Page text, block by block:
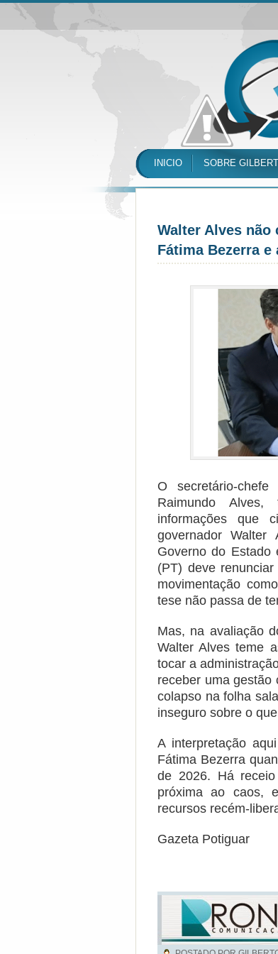
INICIO SOBRE
Walter Alves
Fátima Bezerra
O secretário-
Raimundo
informações que
governador
Governo do Estado
(PT) deve
movimentação
tese não passa de
Mas, na avaliação
Walter Alves teme
tocar a
receber uma gestão
colapso na folha
inseguro sobre o
A interpretação
Fátima Bezerra
de 2026. Há
próxima ao caos,
recursos recém-
Gazeta Potiguar